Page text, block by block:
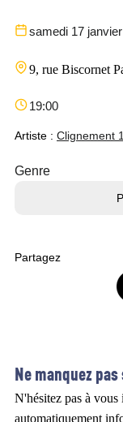
samedi 17
9, rue Biscornet
19:00
Artiste : Clignement
Genre
Partagez
Ne manquez
N'hésitez pas à vous
automatiquement